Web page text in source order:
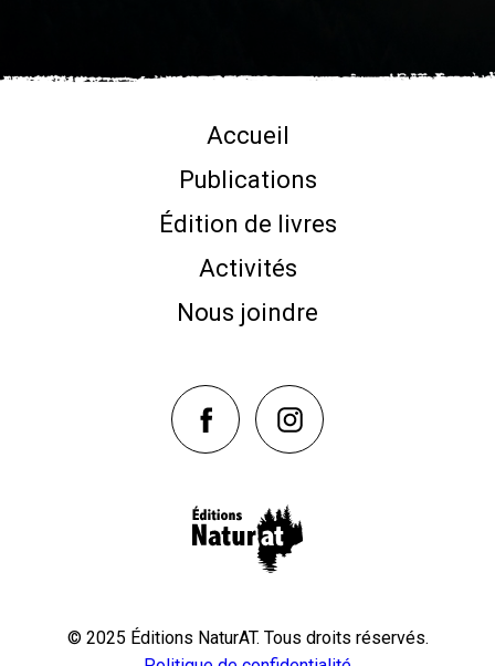
© 2025 Éditions NaturAT. Tous droits réservés.
Accueil
Publications
Édition de livres
Activités
Nous joindre
NaturAT sur Facebook